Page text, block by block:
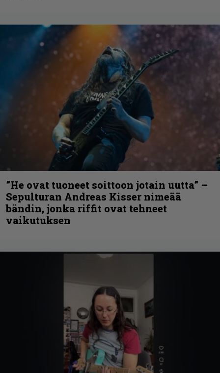
”He ovat tuoneet soittoon jotain uutta” –
Sepulturan Andreas Kisser nimeää
bändin, jonka riffit ovat tehneet
vaikutuksen